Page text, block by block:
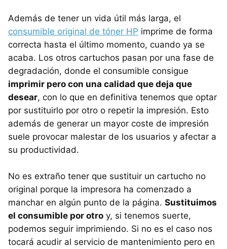
Además de tener un vida útil más larga, el
consumible original de tóner HP imprime de forma
correcta hasta el último momento, cuando ya se
acaba. Los otros cartuchos pasan por una fase de
degradación, donde el consumible consigue
imprimir pero con una calidad que deja que
desear, con lo que en definitiva tenemos que optar
por sustituirlo por otro o repetir la impresión. Esto
además de generar un mayor coste de impresión
suele provocar malestar de los usuarios y afectar a
su productividad.
No es extraño tener que sustituir un cartucho no
original porque la impresora ha comenzado a
manchar en algún punto de la página. Sustituimos
el consumible por otro y, si tenemos suerte,
podemos seguir imprimiendo. Si no es el caso nos
tocará acudir al servicio de mantenimiento pero en